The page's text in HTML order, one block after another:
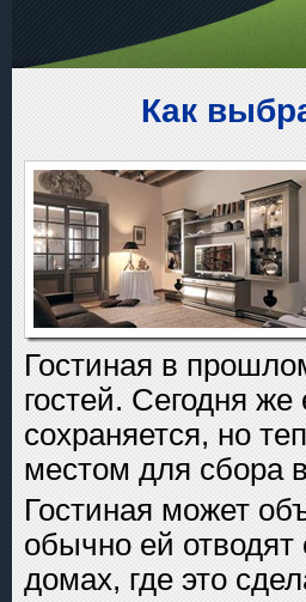
Как
Гостиная в
гостей. Сегодня
сохраняется, но
местом для сбора
Гостиная может
обычно ей
домах, где это